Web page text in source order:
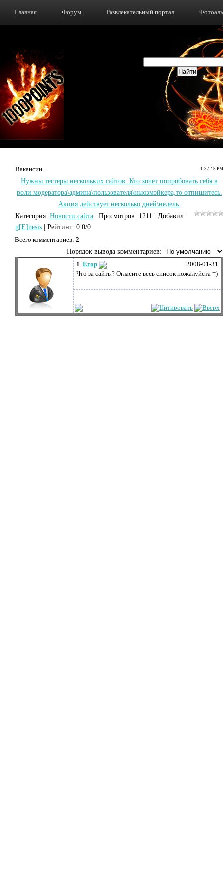
Главная Форум Развлекательный портал
1:37:15 PM
Вакансии...
Нужны тестеры нескольких сайтов. Кто хочет попробовать себя в
роли модератора\админа\пользователя\ньюзмэйкера,то отпишитесь.
Акция действует несколько дней\недель.
Категория: Новости сайта Просмотров: 1211 | Добавил:
g[E]nesis
Рейтинг: 0.0/0
Всего комментариев: 2
Порядок вывода комментариев:
2008-01-31
1. Егор
Что за сайты? Огласите весь список пожалуйста =)